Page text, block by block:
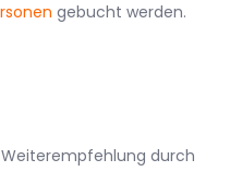
gebucht werden.
durch